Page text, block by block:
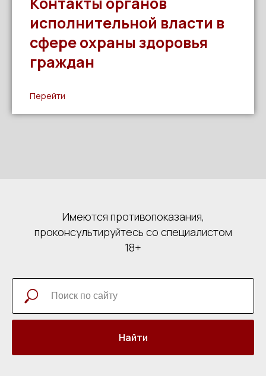
исполнительной власти в
сфере охраны здоровья
граждан
Перейти
Имеются противопоказания,
проконсультируйтесь со специалистом
18+
Найти